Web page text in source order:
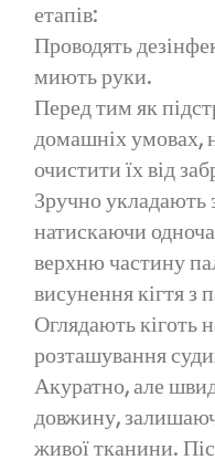
етапів:
Проводять
миють руки.
Перед тим як
домашніх умовах,
очистити їх від
Зручно укладають
натискаючи
верхню частину
висунення кігтя з
Оглядають кіготь
розташування
Акуратно, але
довжину,
живої тканини.